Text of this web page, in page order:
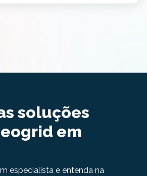
soluções
em
especialista e entenda na